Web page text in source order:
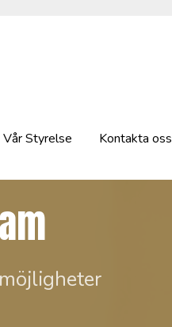
Vår Styrelse Kontakta oss